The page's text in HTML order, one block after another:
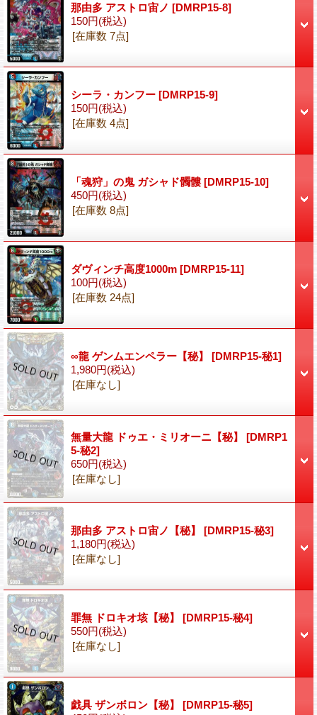
那由多 アストロ宙ノ [DMRP15-8]
150円(税込)
[在庫数 7点]
シーラ・カンフー [DMRP15-9]
150円(税込)
[在庫数 4点]
「魂狩」の鬼 ガシャド髑髏[DMRP15-10]
450円(税込)
[在庫数 8点]
ダヴィンチ高度1000m [DMRP15-11]
100円(税込)
[在庫数 24点]
∞龍 ゲンムエンペラー【秘】 [DMRP15-秘1]
1,980円(税込)
[在庫なし]
無量大龍 ドゥエ・ミリオーニ【秘】 [DMRP1
5-秘2]
650円(税込)
[在庫なし]
那由多 アストロ宙ノ【秘】 [DMRP15-秘3]
1,180円(税込)
[在庫なし]
罪無 ドロキオ垓【秘】 [DMRP15-秘4]
550円(税込)
[在庫なし]
戯具 ザンボロン【秘】 [DMRP15-秘5]